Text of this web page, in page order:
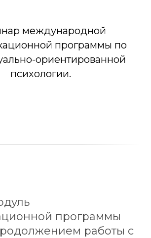
международной
программы по
ориентированной
психологии.
программы
работы с